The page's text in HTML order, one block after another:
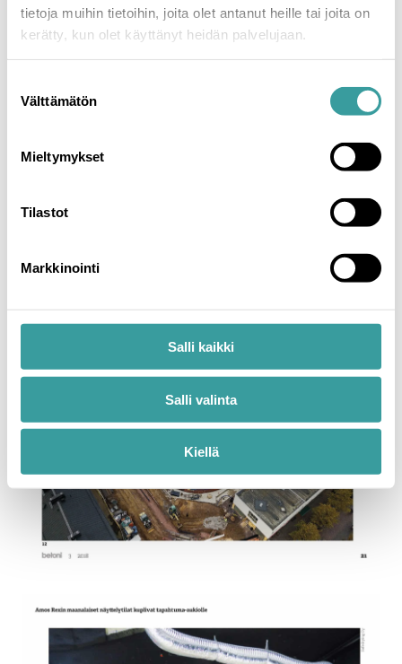
tietoja muihin tietoihin, joita olet antanut heille tai joita on
kerätty, kun olet käyttänyt heidän palvelujaan.
valinta
Välttämätön
Mieltymykset
Tilastot
Markkinointi
Salli kaikki
Salli valinta
Kiellä